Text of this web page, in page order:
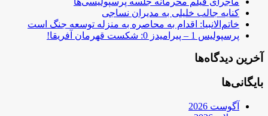
کنایه جالب خلیلی به مدیران نساجی
خاتم‌الانبیا: اقدام به محاصره به منزله توسعه جنگ است
پرسپولیس 1 – پیرامیدز 0: شکست قهرمان آفریقا!
آخرین دیدگاه‌ها
بایگانی‌ها
آگوست 2026